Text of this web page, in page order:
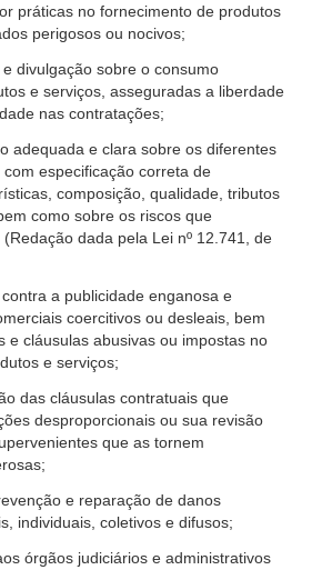
práticas no fornecimento de produtos
perigosos ou nocivos;
divulgação sobre o consumo
e serviços, asseguradas a liberdade
nas contratações;
adequada e clara sobre os diferentes
especificação correta de
composição, qualidade, tributos
como sobre os riscos que
dada pela Lei nº 12.741, de
a publicidade enganosa e
coercitivos ou desleais, bem
e cláusulas abusivas ou impostas no
e serviços;
das cláusulas contratuais que
desproporcionais ou sua revisão
que as tornem
e reparação de danos
individuais, coletivos e difusos;
órgãos judiciários e administrativos